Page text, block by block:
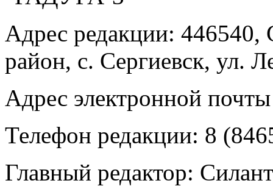
Адрес редакции: 446540,
район, с. Сергиевск, ул.
Адрес электронной
Телефон редакции: 8
Главный редактор: